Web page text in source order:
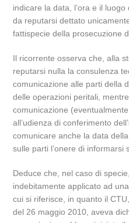
indicare la data, l’ora e il
da reputarsi dettato
fattispecie della prosecuzione
Il ricorrente osserva che, alla
reputarsi nulla la consulenza
comunicazione alle parti della
delle operazioni peritali,
comunicazione
all’udienza di conferimento
comunicare anche la data
sulle parti l’onere di informarsi
Deduce che, nel caso di
indebitamente applicato ad
cui si riferisce, in quanto il
del 26 maggio 2010, aveva